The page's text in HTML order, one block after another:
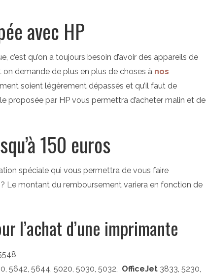
avec HP
c’est qu’on a toujours besoin d’avoir des appareils de
demande de plus en plus de choses à nos
soient légèrement dépassés et qu’il faut de
proposée par HP vous permettra d’acheter malin et de
150 euros
spéciale qui vous permettra de vous faire
? Le montant du remboursement variera en fonction de
l’achat d’une imprimante
5642, 5644, 5020, 5030, 5032, OfficeJet 3833, 5230,